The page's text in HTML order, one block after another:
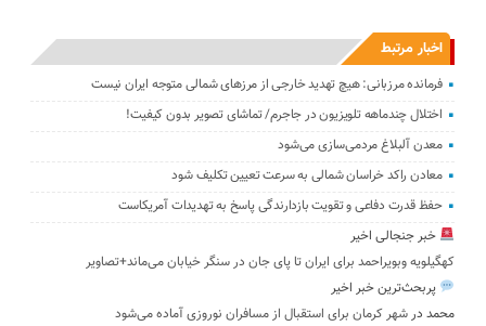
اخبار مرتبط
فرمانده مرزبانی: هیچ تهدید خارجی از مرزهای ‌شمالی متوجه ایران نیست
اختلال چندماهه تلویزیون در جاجرم/ تماشای تصویر بدون کیفیت!
معدن آلبلاغ مردمی‌سازی می‌شود
معادن راکد خراسان شمالی به سرعت تعیین تکلیف شود
حفظ قدرت دفاعی و تقویت بازدارندگی پاسخ به تهدیدات آمریکاست
خبر جنجالی اخیر
کهگیلویه وبویراحمد برای ایران تا پای جان در سنگر خیابان می‌ماند+تصاویر
پربحث‌ترین خبر اخیر
محمد درشهر کرمان برای استقبال از مسافران نوروزی آماده می‌شود